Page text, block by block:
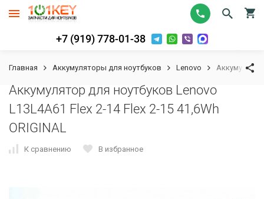
+7 (919) 778-01-38
Главная Аккумуляторы для ноутбуков Lenovo Аккумулятор
Аккумулятор для ноутбуков Lenovo
L13L4A61 Flex 2-14 Flex 2-15 41,6Wh
ORIGINAL
К сравнению В избранное